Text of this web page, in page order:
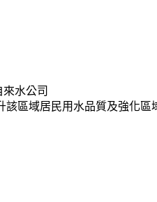
水公司
該區域居民用水品質及強化